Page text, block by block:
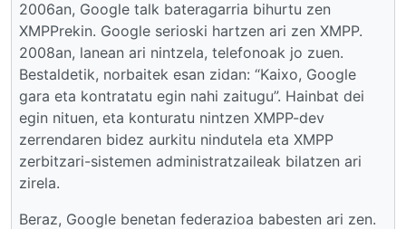
2006an, Google talk bateragarria bihurtu zen
XMPPrekin. Google serioski hartzen ari zen XMPP.
2008an, lanean ari nintzela, telefonoak jo zuen.
Bestaldetik, norbaitek esan zidan: “Kaixo, Google
gara eta kontratatu egin nahi zaitugu”. Hainbat dei
egin nituen, eta konturatu nintzen XMPP-dev
zerrendaren bidez aurkitu nindutela eta XMPP
zerbitzari-sistemen administratzaileak bilatzen ari
zirela.
Beraz, Google benetan federazioa babesten ari zen.